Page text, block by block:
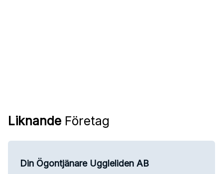
Liknande Företag
Din Ögontjänare Uggleliden AB